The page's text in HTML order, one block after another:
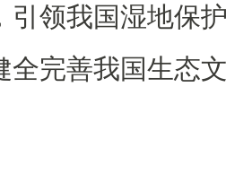
引领我国湿地保
全完善我国生态